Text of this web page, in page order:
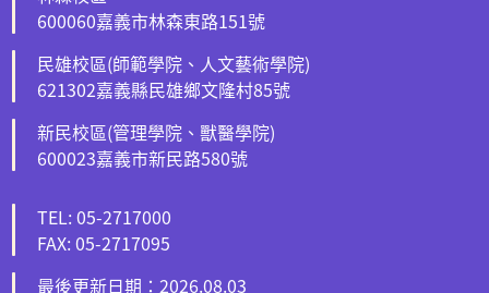
600060嘉義市林森東路151號
民雄校區(師範學院、人文藝術學院)
621302嘉義縣民雄鄉文隆村85號
新民校區(管理學院、獸醫學院)
600023嘉義市新民路580號
TEL: 05-2717000
FAX: 05-2717095
最後更新日期：2026.08.03